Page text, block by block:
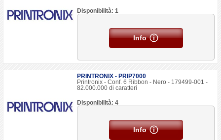
Disponibilità: 1
Info
PRINTRONIX - PRIP7000
Printronix - Conf. 6 Ribbon - Nero - 179499-001 -
82.000.000 di caratteri
Disponibilità: 4
Info